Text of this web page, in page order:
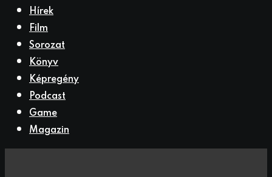
Hírek
Film
Sorozat
Könyv
Képregény
Podcast
Game
Magazin